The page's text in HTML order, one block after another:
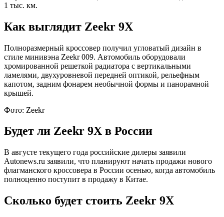
1 тыс. км.
Как выглядит Zeekr 9X
Полноразмерный кроссовер получил угловатый дизайн в
стиле минивэна Zeekr 009. Автомобиль оборудовали
хромированной решеткой радиатора с вертикальными
ламелями, двухуровневой передней оптикой, рельефным
капотом, задним фонарем необычной формы и панорамной
крышей.
Фото: Zeekr
Будет ли Zeekr 9X в России
В августе текущего года российские дилеры заявили
Autonews.ru заявили, что планируют начать продажи нового
флагманского кроссовера в России осенью, когда автомобиль
полноценно поступит в продажу в Китае.
Сколько будет стоить Zeekr 9X